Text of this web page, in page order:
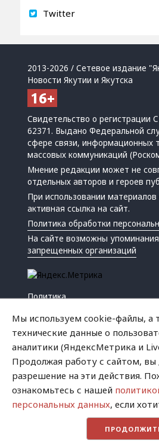
Twitter
2013-2026 / Сетевое издание
Новости Якутии и Якутска
Свидетельство о
62371. Выдано Федеральной
сфере связи, информационных
массовых коммуникаций
Мнение редакции может не
отдельных авторов и героев
При использовании материалов
активная ссылка на сайт.
Политика обработки
На сайте возможны
запрещенных организаций
Политика
Криминал
Успех
Хватит это терпеть
Мы используем cookie-файлы, а
технические данные о
аналитики (ЯндексМетрика и
Продолжая работу с сайтом, вы
разрешение на эти действия.
ознакомьтесь с нашей
персональных данных, если